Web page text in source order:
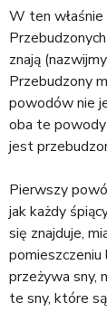
W ten właśnie
znają
Przebudzony
powodów nie
oba te
jest
Pierwszy
jak każdy
się znajduje,
pomieszczeniu
przeżywa sny,
te sny, które